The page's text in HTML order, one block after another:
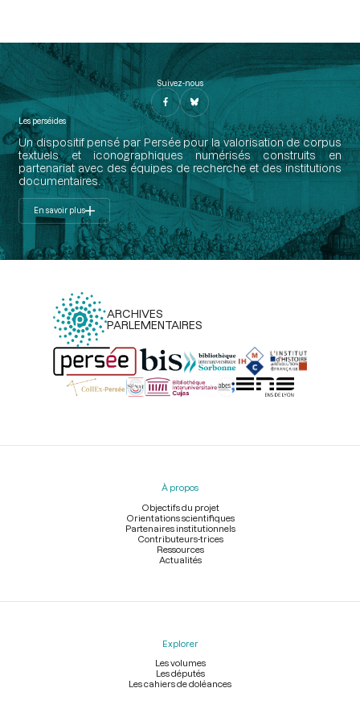
Suivez-nous
Les perséides
Un dispositif pensé par Persée pour la valorisation de corpus
textuels et iconographiques numérisés construits en
partenariat avec des équipes de recherche et des institutions
documentaires.
En savoir plus
ARCHIVES
PARLEMENTAIRES
Menu
À propos
Objectifs du projet
Orientations scientifiques
Partenaires institutionnels
Contributeurs-trices
Ressources
Actualités
Explorer
Les volumes
Les députés
Les cahiers de doléances